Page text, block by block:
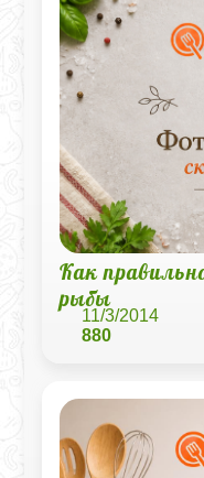
Как
рыбы
11/3/2014
880